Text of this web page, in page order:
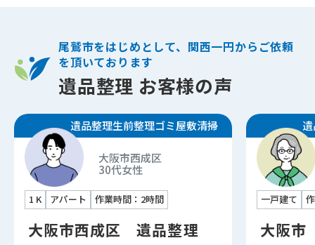
作業に加えて、家財の搬出後にクロ
ス（壁紙）や床材の剥がし作業も行
いました。
できたので助かった」「こんなにき
れいになるとは思わなかった」と喜
びの声をいただきました。
このようなケースでは、遺品整理と
あわせて原状回復に向けた下地作業
まで対応することで、次の活用へス
ムーズにつなげることができます。
特に賃貸物件の場合、管理会社様や
力に自信
新鮮な空
部屋へ
様からも
ました。
当社では
くなって
や、引っ
付け、消
尾鷲市をはじめとして、関西一円からご依頼
を頂いております
遺品整理 お客様の声
遺品整理生前整理ゴミ屋敷清掃
1 K アパート 作業時間：2時間
大阪市西成区
30代女性
大阪市西成区 遺品整理
一戸建て
大阪